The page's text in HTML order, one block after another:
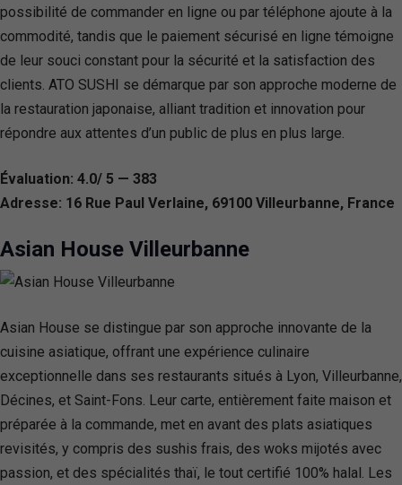
possibilité de commander en ligne ou par téléphone ajoute à la
commodité, tandis que le paiement sécurisé en ligne témoigne
de leur souci constant pour la sécurité et la satisfaction des
clients. ATO SUSHI se démarque par son approche moderne de
la restauration japonaise, alliant tradition et innovation pour
répondre aux attentes d’un public de plus en plus large.
Évaluation: 4.0/ 5 — 383
Adresse: 16 Rue Paul Verlaine, 69100 Villeurbanne, France
Asian House Villeurbanne
Asian House se distingue par son approche innovante de la
cuisine asiatique, offrant une expérience culinaire
exceptionnelle dans ses restaurants situés à Lyon, Villeurbanne,
Décines, et Saint-Fons. Leur carte, entièrement faite maison et
préparée à la commande, met en avant des plats asiatiques
revisités, y compris des sushis frais, des woks mijotés avec
passion, et des spécialités thaï, le tout certifié 100% halal. Les